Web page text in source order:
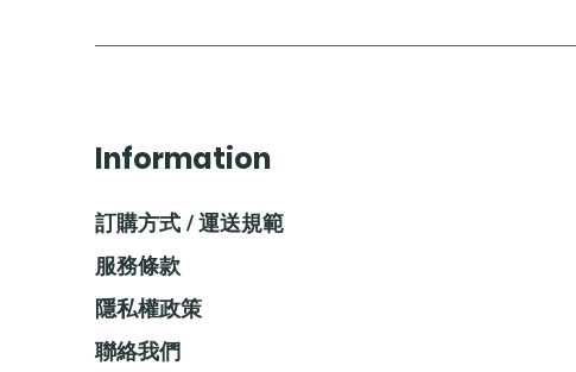
Information
訂購方式 / 運送規範
服務條款
隱私權政策
聯絡我們